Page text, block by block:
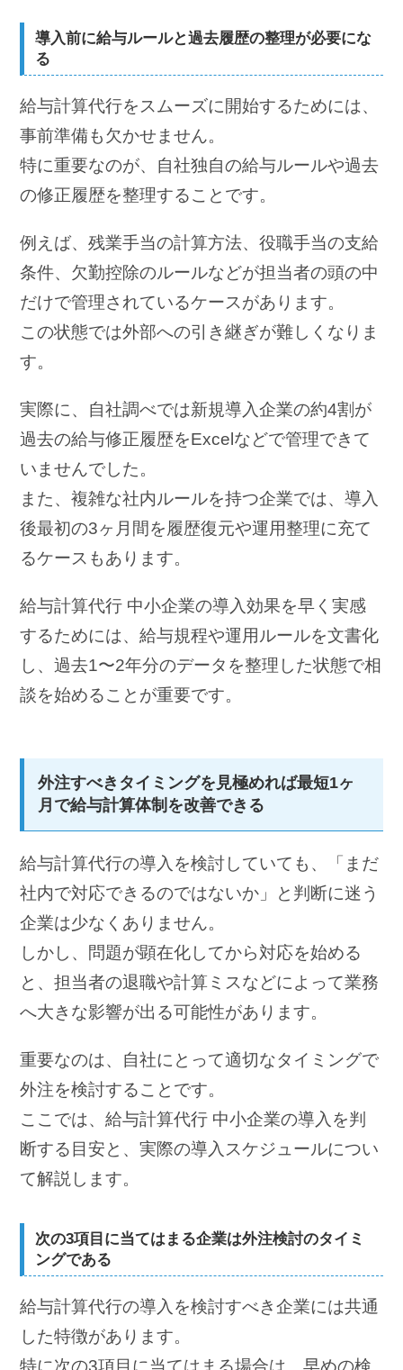
導入前に給与ルールと過去履歴の整理が必要にな
る
給与計算代行をスムーズに開始するためには、
事前準備も欠かせません。
特に重要なのが、自社独自の給与ルールや過去
の修正履歴を整理することです。
例えば、残業手当の計算方法、役職手当の支給
条件、欠勤控除のルールなどが担当者の頭の中
だけで管理されているケースがあります。
この状態では外部への引き継ぎが難しくなりま
す。
実際に、自社調べでは新規導入企業の約4割が
過去の給与修正履歴をExcelなどで管理できて
いませんでした。
また、複雑な社内ルールを持つ企業では、導入
後最初の3ヶ月間を履歴復元や運用整理に充て
るケースもあります。
給与計算代行 中小企業の導入効果を早く実感
するためには、給与規程や運用ルールを文書化
し、過去1〜2年分のデータを整理した状態で相
談を始めることが重要です。
外注すべきタイミングを見極めれば最短1ヶ
月で給与計算体制を改善できる
給与計算代行の導入を検討していても、「まだ
社内で対応できるのではないか」と判断に迷う
企業は少なくありません。
しかし、問題が顕在化してから対応を始める
と、担当者の退職や計算ミスなどによって業務
へ大きな影響が出る可能性があります。
重要なのは、自社にとって適切なタイミングで
外注を検討することです。
ここでは、給与計算代行 中小企業の導入を判
断する目安と、実際の導入スケジュールについ
て解説します。
次の3項目に当てはまる企業は外注検討のタイミ
ングである
給与計算代行の導入を検討すべき企業には共通
した特徴があります。
特に次の3項目に当てはまる場合は、早めの検